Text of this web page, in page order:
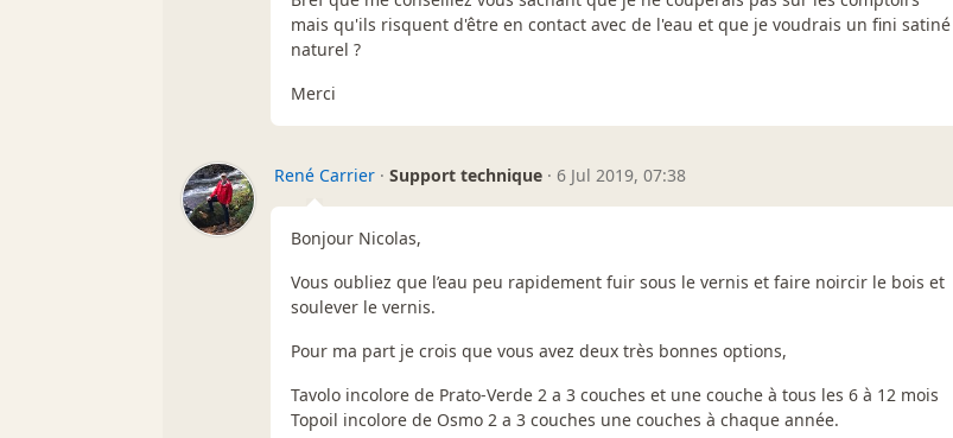
mais qu'ils risquent d'être en contact avec de l'eau et que je voudrais un fini satiné
naturel ?
Merci
René Carrier · Support technique · 6 Jul 2019, 07:38
Bonjour Nicolas,
Vous oubliez que l’eau peu rapidement fuir sous le vernis et faire noircir le bois et
soulever le vernis.
Pour ma part je crois que vous avez deux très bonnes options,
Tavolo incolore de Prato-Verde 2 a 3 couches et une couche à tous les 6 à 12 mois
Topoil incolore de Osmo 2 a 3 couches une couches à chaque année.